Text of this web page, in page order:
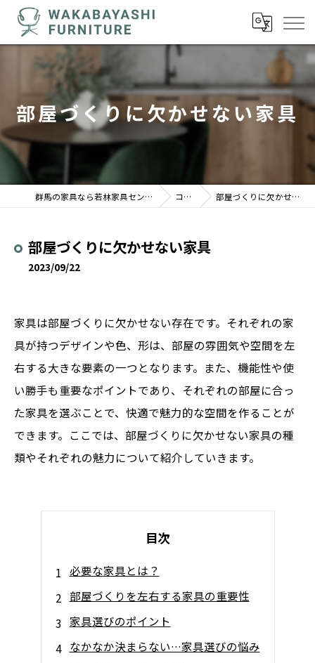
部屋づくりに欠かせない家具
群馬の家具なら若林家具センター 駒形店 コラム 部屋づくりに欠かせない家具
部屋づくりに欠かせない家具
2023/09/22
家具は部屋づくりに欠かせない存在です。それぞれの家
具が持つデザインや色、形は、部屋の雰囲気や空間を左
右する大きな要素の一つとなります。また、機能性や使
い勝手も重要なポイントであり、それぞれの部屋に合っ
た家具を選ぶことで、快適で魅力的な空間を作ることが
できます。ここでは、部屋づくりに欠かせない家具の種
類やそれぞれの魅力について紹介していきます。
目次
必要な家具とは？
部屋づくりを左右する家具の重要性
家具選びのポイント
なかなか決まらない…家具選びの悩み